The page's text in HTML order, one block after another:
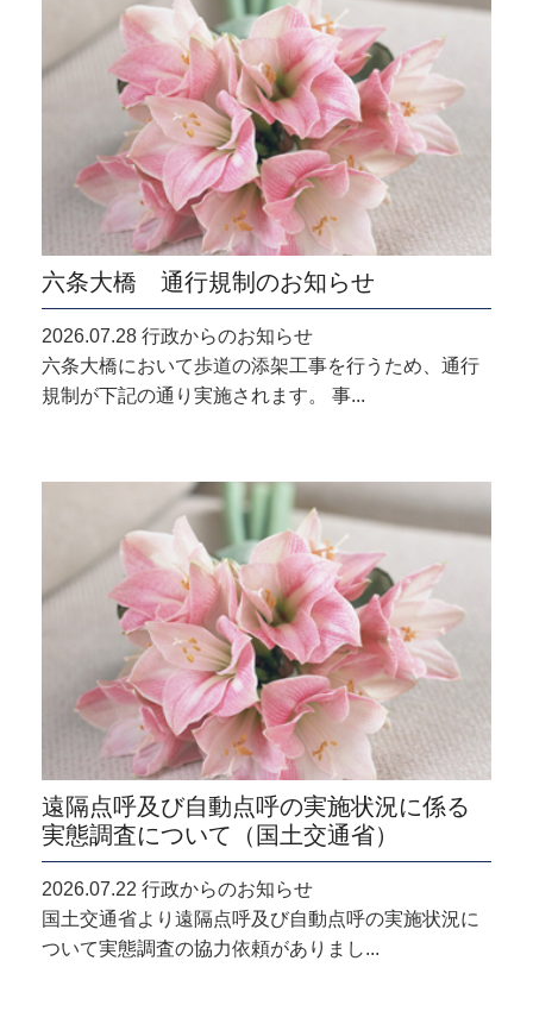
六条大橋 通行規制のお知らせ
2026.07.28 行政からのお知らせ
六条大橋において歩道の添架工事を行うため、通行
規制が下記の通り実施されます。 事...
遠隔点呼及び自動点呼の実施状況に係る
実態調査について（国土交通省）
2026.07.22 行政からのお知らせ
国土交通省より遠隔点呼及び自動点呼の実施状況に
ついて実態調査の協力依頼がありまし...